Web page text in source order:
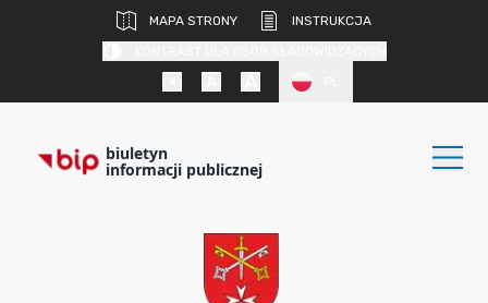
MAPA STRONY
INSTRUKCJA
biuletyn
informacji publicznej